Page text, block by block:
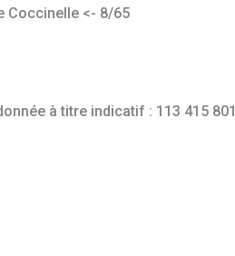
Coccinelle <- 8/65
à titre indicatif : 113 415 801